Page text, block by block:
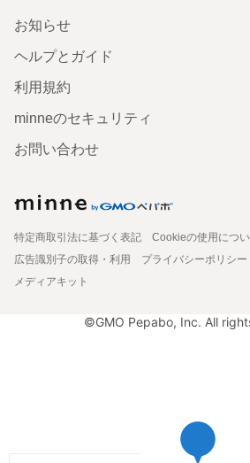
お知らせ
ヘルプとガイド
利用規約
minneのセキュリティ
お問い合わせ
特定商取引法に基づく表記
Cookieの使用につ
広告識別子の取得・利用
プライバシーポリシー
メディアキット
©GMO Pepabo, Inc. All